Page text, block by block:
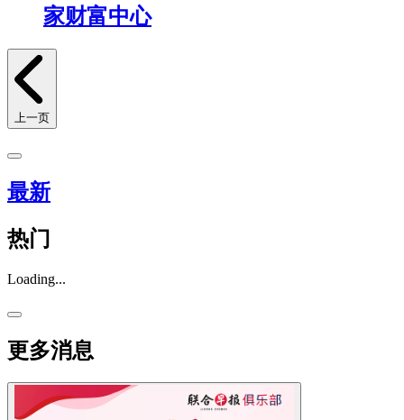
家财富中心
上一页
最新
热门
Loading...
更多消息